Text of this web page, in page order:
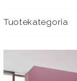
Tuotekategoria